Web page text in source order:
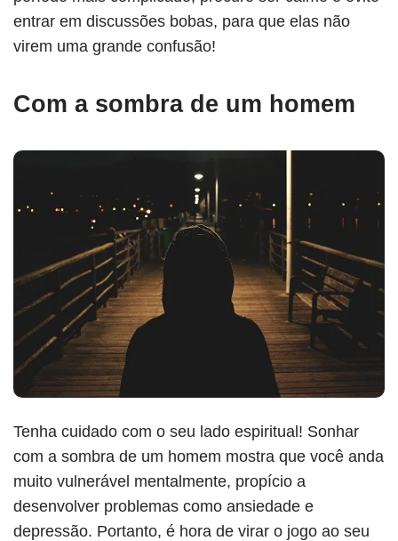
entrar em discussões bobas, para que elas não
virem uma grande confusão!
Com a sombra de um homem
Tenha cuidado com o seu lado espiritual! Sonhar
com a sombra de um homem mostra que você anda
muito vulnerável mentalmente, propício a
desenvolver problemas como ansiedade e
depressão. Portanto, é hora de virar o jogo ao seu